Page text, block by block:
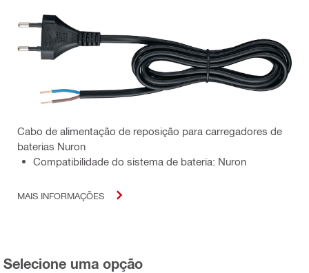
Cabo de alimentação de reposição para carregadores de
baterias Nuron
Compatibilidade do sistema de bateria: Nuron
MAIS INFORMAÇÕES
Selecione uma opção